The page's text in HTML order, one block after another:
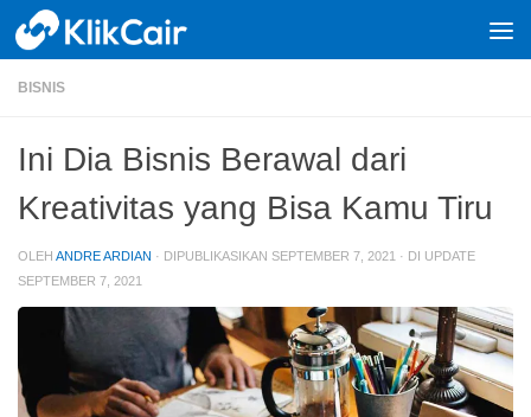
Skip to content
BISNIS
Ini Dia Bisnis Berawal dari
Kreativitas yang Bisa Kamu Tiru
OLEH ANDRE ARDIAN · DIPUBLIKASIKAN SEPTEMBER 7, 2021 · DI UPDATE
SEPTEMBER 7, 2021